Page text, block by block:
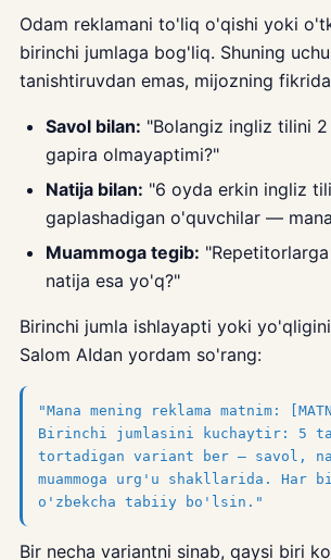
Odam reklamani to'liq o'qishi yoki
birinchi jumlaga bog'liq. Shuning
tanishtiruvdan emas, mijozning
Savol bilan: "Bolangiz ingliz tilini
gapira olmayaptimi?"
Natija bilan: "6 oyda erkin ingliz
gaplashadigan o'quvchilar —
Muammoga tegib:
natija esa yo'q?"
Birinchi jumla ishlayapti yoki
Salom AIdan yordam so'rang:
"Mana mening reklama matnim:
Birinchi jumlasini kuchaytir: 5
tortadigan variant ber — savol,
muammoga urg'u shakllarida. Har
o'zbekcha tabiiy bo'lsin."
Bir necha variantni sinab, qaysi biri